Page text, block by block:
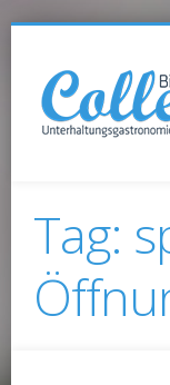
Tag: